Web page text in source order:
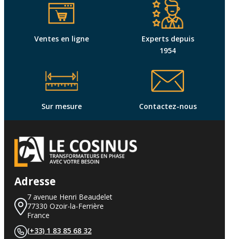
Ventes en ligne
Experts depuis
1954
Sur mesure Contactez-nous
Adresse
7 avenue Henri Beaudelet
77330 Ozoir-la-Ferrière
France
(+33) 1 83 85 68 32